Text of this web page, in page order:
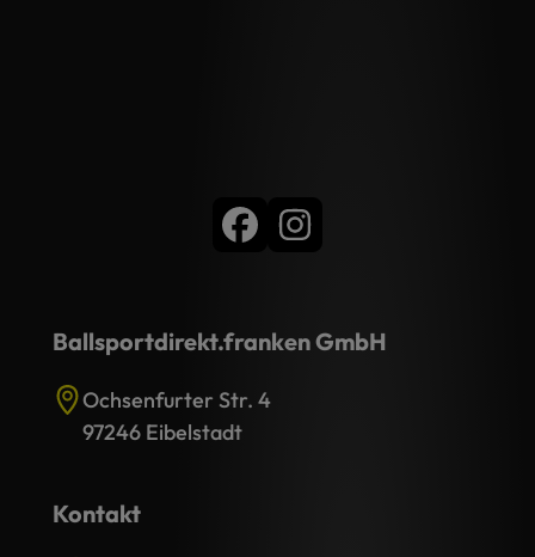
Ballsportdirekt.franken GmbH
Ochsenfurter Str. 4
97246 Eibelstadt
Kontakt